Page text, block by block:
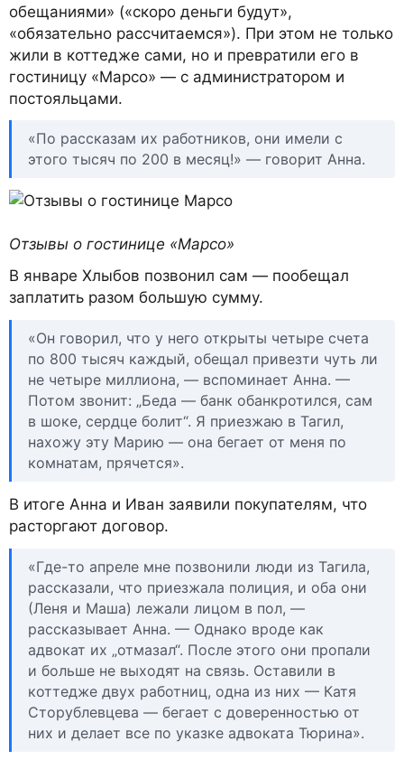
обещаниями» («скоро деньги будут»,
«обязательно рассчитаемся»). При этом не только
жили в коттедже сами, но и превратили его в
гостиницу «Марсо» — с администратором и
постояльцами.
«По рассказам их работников, они имели с
этого тысяч по 200 в месяц!» — говорит Анна.
Отзывы о гостинице «Марсо»
В январе Хлыбов позвонил сам — пообещал
заплатить разом большую сумму.
«Он говорил, что у него открыты четыре счета
по 800 тысяч каждый, обещал привезти чуть ли
не четыре миллиона, — вспоминает Анна. —
Потом звонит: „Беда — банк обанкротился, сам
в шоке, сердце болит“. Я приезжаю в Тагил,
нахожу эту Марию — она бегает от меня по
комнатам, прячется».
В итоге Анна и Иван заявили покупателям, что
расторгают договор.
«Где-то апреле мне позвонили люди из Тагила,
рассказали, что приезжала полиция, и оба они
(Леня и Маша) лежали лицом в пол, —
рассказывает Анна. — Однако вроде как
адвокат их „отмазал“. После этого они пропали
и больше не выходят на связь. Оставили в
коттедже двух работниц, одна из них — Катя
Сторублевцева — бегает с доверенностью от
них и делает все по указке адвоката Тюрина».